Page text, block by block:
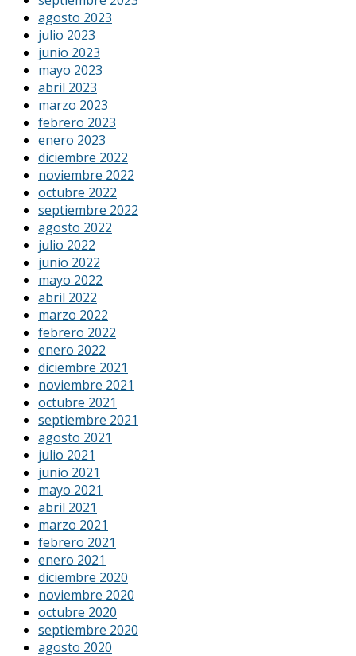
agosto 2023
julio 2023
junio 2023
mayo 2023
abril 2023
marzo 2023
febrero 2023
enero 2023
diciembre 2022
noviembre 2022
octubre 2022
septiembre 2022
agosto 2022
julio 2022
junio 2022
mayo 2022
abril 2022
marzo 2022
febrero 2022
enero 2022
diciembre 2021
noviembre 2021
octubre 2021
septiembre 2021
agosto 2021
julio 2021
junio 2021
mayo 2021
abril 2021
marzo 2021
febrero 2021
enero 2021
diciembre 2020
noviembre 2020
octubre 2020
septiembre 2020
agosto 2020